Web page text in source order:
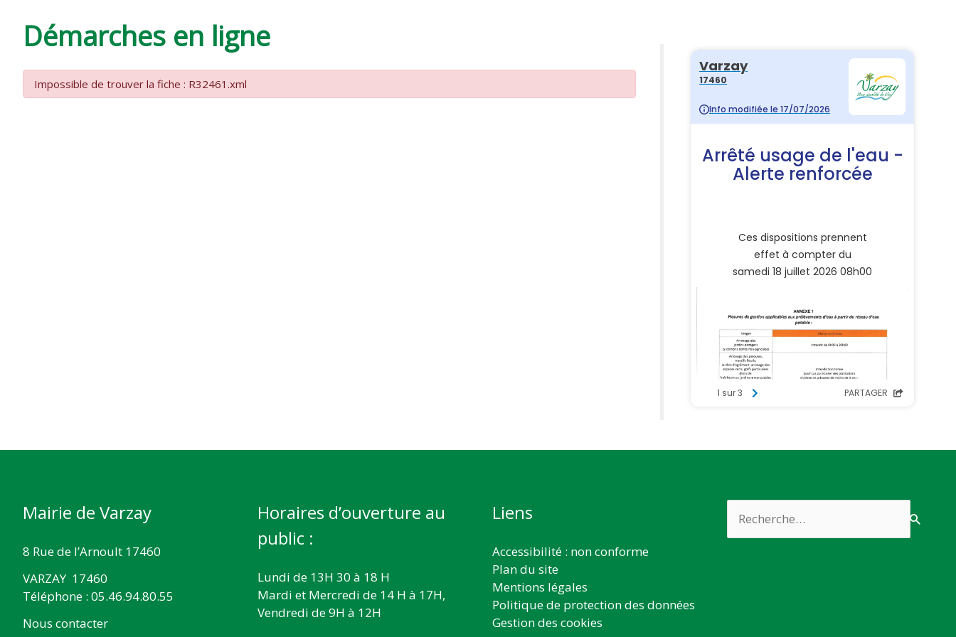
VARZAY
Démarches en ligne
Impossible de trouver la fiche : R32461.xml
Mairie de Varzay
8 Rue de l’Arnoult 17460
VARZAY 17460
Téléphone : 05.46.94.80.55
Nous contacter
Horaires d’ouverture au
public :
Lundi de 13H 30 à 18 H
Mardi et Mercredi de 14 H à 17H,
Vendredi de 9H à 12H
Liens
Accessibilité : non conforme
Plan du site
Mentions légales
Politique de protection des données
Gestion des cookies